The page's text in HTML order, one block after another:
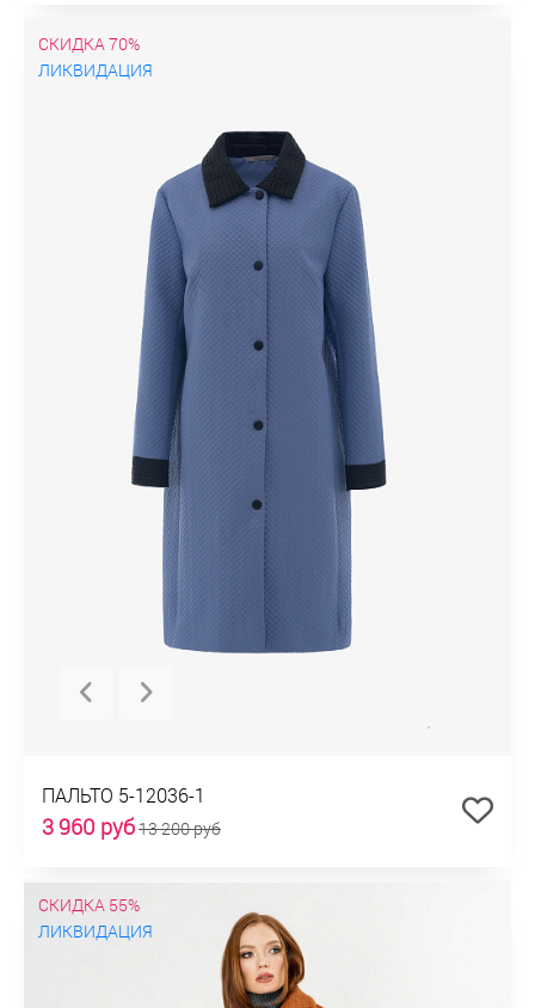
СКИДКА 70%
ЛИКВИДАЦИЯ
ПАЛЬТО 5-12036-1
3 960 руб13 200 руб
СКИДКА 55%
ЛИКВИДАЦИЯ